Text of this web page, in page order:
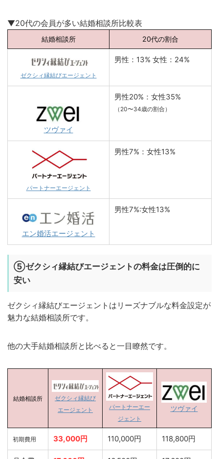
▼20代の会員が多い結婚相談所比較表
結婚相談所 20代の割合
ゼクシィ縁結びエージェント
男性：13% 女性：24%
ツヴァイ
男性20%：女性35%
（20〜34歳の割合）
パートナーエージェント
男性7%：女性13%
エン婚活エージェント
男性7%:女性13%
⑤ゼクシィ縁結びエージェントの料金は圧倒的に
安い
ゼクシィ縁結びエージェントはリーズナブルな料金設定が
魅力な結婚相談所です。
他の大手結婚相談所と比べると一目瞭然です。
結婚相談所
ゼクシィ縁結び
エージェント
パートナーエー
ジェント
ツヴァイ
初期費用 33,000円 110,000円 118,800円